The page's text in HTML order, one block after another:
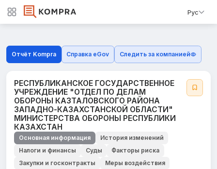
Рус
Отчёт Kompra Справка eGov Следить за компанией
РЕСПУБЛИКАНСКОЕ ГОСУДАРСТВЕННОЕ
УЧРЕЖДЕНИЕ "ОТДЕЛ ПО ДЕЛАМ
ОБОРОНЫ КАЗТАЛОВСКОГО РАЙОНА
ЗАПАДНО-КАЗАХСТАНСКОЙ ОБЛАСТИ"
МИНИСТЕРСТВА ОБОРОНЫ РЕСПУБЛИКИ
КАЗАХСТАН
Основная информация
История изменений
Налоги и финансы
Суды
Факторы риска
Закупки и госконтракты
Меры воздействия